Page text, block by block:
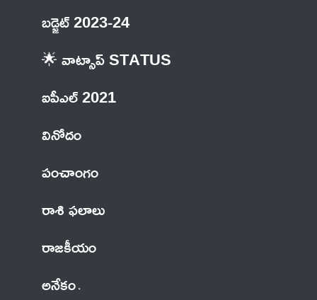
బడ్జెట్ 2023-24
🌟 వాట్సాప్ STATUS
ఐపీఎల్ 2021
వినోదం
పంచాంగం
రాశి ఫలాలు
రాజకీయం
అనేకం